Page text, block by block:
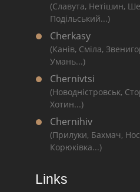
(Славута, Нетішин,
Подільський...)
Cherkasy
(Канів, Сміла,
Умань...)
Chernivtsi
(Новодністровськ,
Хотин...)
Chernihiv
(Прилуки, Бахмач,
Корюківка...)
Links